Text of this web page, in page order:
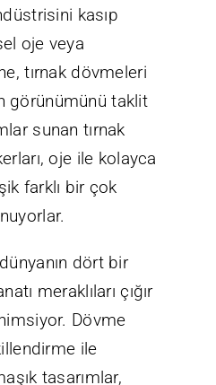
kasıp
oje veya
tırnak dövmeleri
görünümünü taklit
sunan tırnak
oje ile kolayca
farklı bir çok
dört bir
meraklıları çığır
Dövme
ile
tasarımlar,